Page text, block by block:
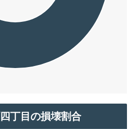
丁目の損壊割合